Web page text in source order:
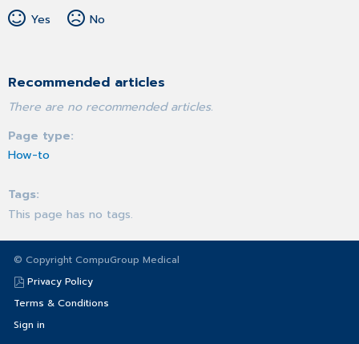
Yes
No
Recommended articles
There are no recommended articles.
Page type
How-to
Tags
This page has no tags.
© Copyright CompuGroup Medical
Privacy Policy
Terms & Conditions
Sign in